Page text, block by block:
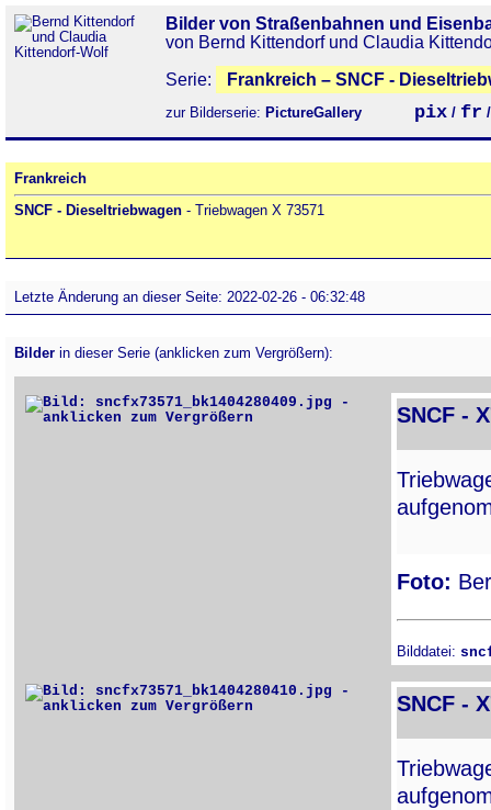
Bilder von Straßenbahnen und
von Bernd Kittendorf und Claudia
Serie:
Frankreich – SNCF -
zur Bilderserie: PictureGallery pix / fr
Frankreich
SNCF - Dieseltriebwagen - Triebwagen X 73571
Letzte Änderung an dieser Seite: 2022-02-26 - 06:32:48
Bilder in dieser Serie (anklicken zum Vergrößern):
SNCF -
Foto:
Bilddatei:
SNCF -